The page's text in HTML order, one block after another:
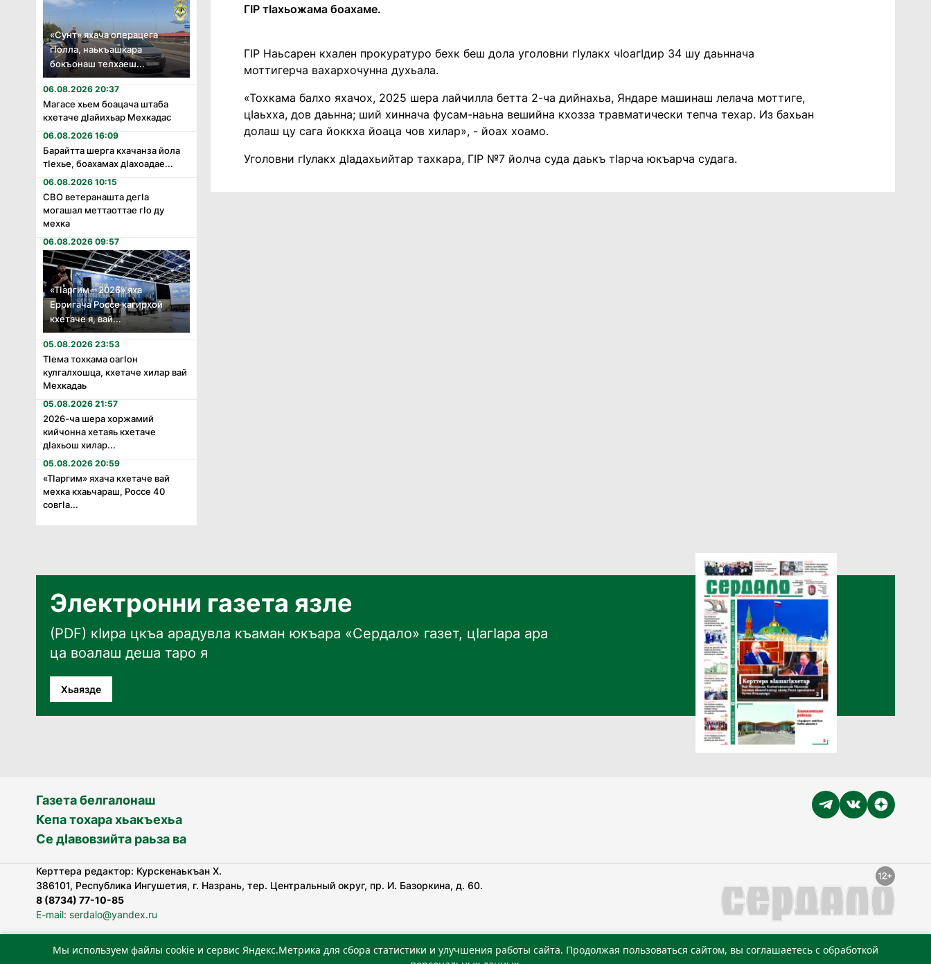
«Сунт» яхача операцега
гӏолла, наькъашкара
бокъонаш телхаеш...
06.08.2026 20:37
Магасе хьем боацача штаба
кхетаче дӏайихьар Мехкадас
06.08.2026 16:09
Барайтта шерга кхачанза йола
тӏехье, боахамах дӏахоадае...
06.08.2026 10:15
СВО ветеранашта дегӏа
могашал меттаоттае гӏо ду
мехка
06.08.2026 09:57
«Тӏаргим – 2026» яха
Ерригача Россе кагирхой
кхетаче я, вай...
05.08.2026 23:53
Тӏема тохкама оагӏон
кулгалхошца, кхетаче хилар вай
Мехкадаь
05.08.2026 21:57
2026-ча шера хоржамий
кийчонна хетаяь кхетаче
дӏахьош хилар...
05.08.2026 20:59
«Тӏаргим» яхача кхетаче вай
мехка кхаьчараш, Россе 40
совгӏа...
ГӏР тӏахьожама боахаме.
ГӏР Наьсарен кхален прокуратуро бехк беш дола уголовни гӏулакх чӏоагӏдир 34 шу даьннача
моттигерча вахархочунна духьала.
«Тохкама балхо яхачох, 2025 шера лайчилла бетта 2-ча дийнахьа, Яндаре машинаш лелача моттиге,
цӏаьхха, дов даьнна; ший хиннача фусам-наьна вешийна кхозза травматически тепча техар. Из бахьан
долаш цу сага йоккха йоаца чов хилар», - йоах хоамо.
Уголовни гӏулакх дӏадахьийтар тахкара, ГӏР №7 йолча суда даькъ тӏарча юкъарча судага.
Электронни газета язле
(PDF) кӀира цкъа арадувла къаман юкъара «Сердало» газет, цӀагӀара ара
ца воалаш деша таро я
Хьаязде
Газета белгалонаш
Кепа тохара хьакъехьа
Се дӀавовзийта раьза ва
Керттера редактор: Курскенаькъан Х.
386101, Республика Ингушетия, г. Назрань, тер. Центральный округ, пр. И. Базоркина, д. 60.
8 (8734) 77-10-85
E-mail: serdalo@yandex.ru
«Сердало» газета арадувлар чIоагIдаьд бувзамеи, хоам беча гIирсаштеи, цар дуккхача тайпаштеи тIахьожам
Мы используем файлы cookie и сервис Яндекс.Метрика для сбора статистики и улучшения работы сайта. Продолжая пользоваться сайтом, вы соглашаетесь с обработкой